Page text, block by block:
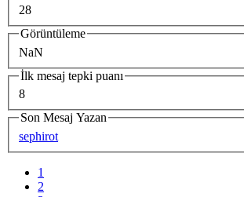
28
Görüntüleme
NaN
İlk mesaj tepki puanı
8
Son Mesaj Yazan
sephirot
1
2